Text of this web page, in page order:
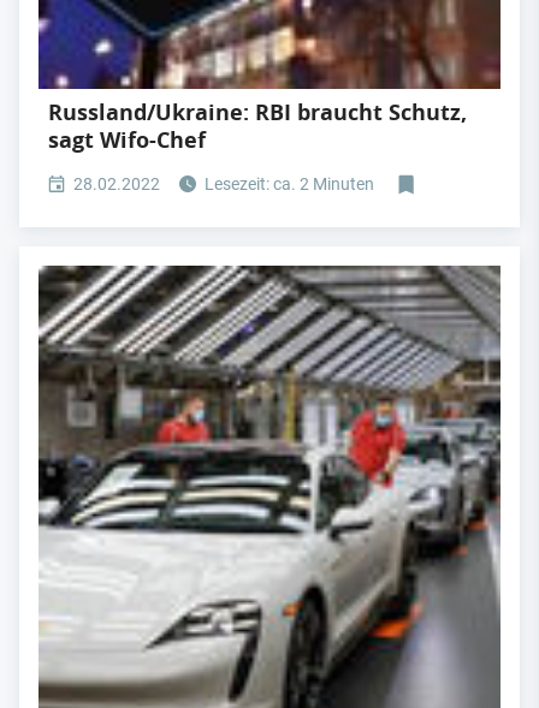
Russland/Ukraine: RBI braucht Schutz,
sagt Wifo-Chef
28.02.2022 Lesezeit: ca. 2 Minuten